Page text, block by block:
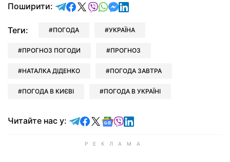
Поширити: відправити у Telegram
поділитись у Facebook
поділитись у X
відправити у Viber
відправити у Whatsapp
відправити у Messenger
відправити у LinkedIn
Теги: ПОГОДА УКРАЇНА
ПРОГНОЗ ПОГОДИ ПРОГНОЗ
НАТАЛКА ДІДЕНКО ПОГОДА ЗАВТРА
ПОГОДА В КИЄВІ ПОГОДА В УКРАЇНІ
Читайте нас у: Читайте у Telegram
Читайте у Facebook
Читайте у X
Читайте у Google news
Читайте у Viber
Читайте у LinkedIn